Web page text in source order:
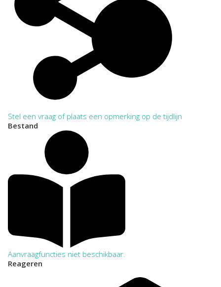
Stel een vraag of plaats een opmerking op de tijdlijn
Bestand
Aanvraagfuncties niet beschikbaar.
Reageren